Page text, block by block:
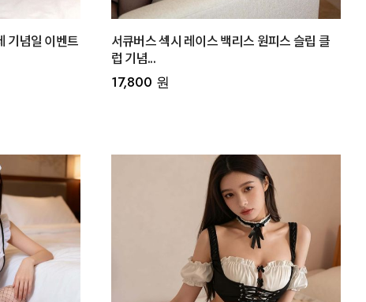
기념일 이벤트
서큐버스 섹시 레이스 백리스 원피스 슬립 클
럽 기념...
17,800 원